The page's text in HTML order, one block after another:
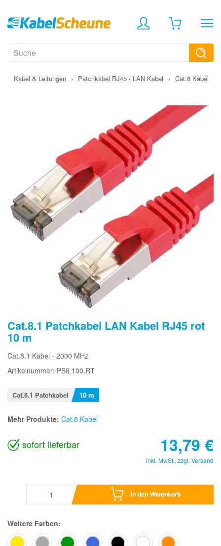
Kabel & Leitungen › Patchkabel RJ45 / LAN Kabel › Cat.8 Kabel
Cat.8.1 Patchkabel LAN Kabel RJ45 rot
10 m
Cat.8.1 Kabel - 2000 MHz
Artikelnummer: PS8.100.RT
Cat.8.1 Patchkabel 10 m
Mehr Produkte: Cat.8 Kabel
sofort lieferbar 13,79 €
inkl. MwSt., zzgl. Versand
In den Warenkorb
Weitere Farben: